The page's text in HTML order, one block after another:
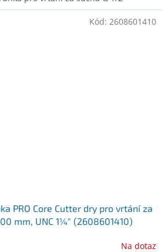
PRO Core Cutter dry pro vrtání za
mm, UNC 1¼″ (2608601410)
Na dotaz
Kód: 2608601410